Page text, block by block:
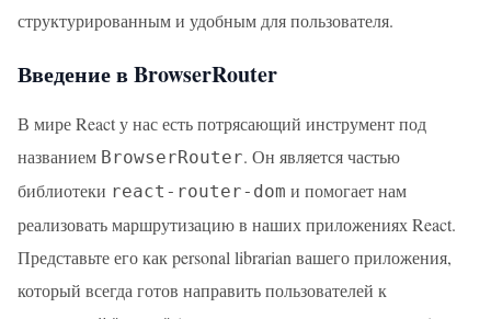
структурированным и удобным для пользователя.
Введение в BrowserRouter
В мире React у нас есть потрясающий инструмент под
названием BrowserRouter. Он является частью
библиотеки react-router-dom и помогает нам
реализовать маршрутизацию в наших приложениях React.
Представьте его как personal librarian вашего приложения,
который всегда готов направить пользователей к